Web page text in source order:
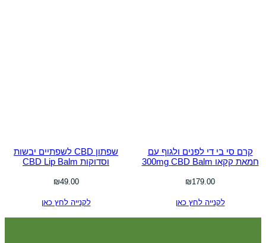
קרם סי בי די לפנים ולגוף עם
חמאת קקאו 300mg CBD Balm
₪179.00
לקנייה לחץ כאן
שפתון CBD לשפתיים יבשות
וסדוקות CBD Lip Balm
₪49.00
לקנייה לחץ כאן